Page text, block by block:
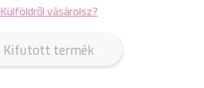
Külföldről vásárolsz?
Kifutott termék